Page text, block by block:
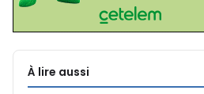
À lire aussi